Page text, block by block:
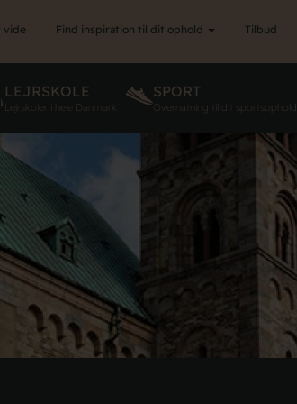
vide Find inspiration til dit ophold Tilbud
LEJRSKOLE
Lejrskoler i hele Danmark
SPORT
Overnatning til dit sportsophold